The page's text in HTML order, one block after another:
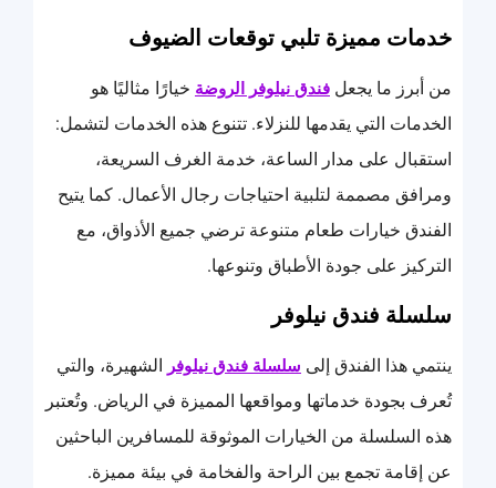
خدمات مميزة تلبي توقعات الضيوف
من أبرز ما يجعل فندق نيلوفر الروضة خيارًا مثاليًا هو
الخدمات التي يقدمها للنزلاء. تتنوع هذه الخدمات لتشمل:
استقبال على مدار الساعة، خدمة الغرف السريعة،
ومرافق مصممة لتلبية احتياجات رجال الأعمال. كما يتيح
الفندق خيارات طعام متنوعة ترضي جميع الأذواق، مع
التركيز على جودة الأطباق وتنوعها.
سلسلة فندق نيلوفر
ينتمي هذا الفندق إلى سلسلة فندق نيلوفر
الشهيرة، والتي
تُعرف بجودة خدماتها ومواقعها المميزة في الرياض. وتُعتبر
هذه السلسلة من الخيارات الموثوقة للمسافرين الباحثين
عن إقامة تجمع بين الراحة والفخامة في بيئة مميزة.